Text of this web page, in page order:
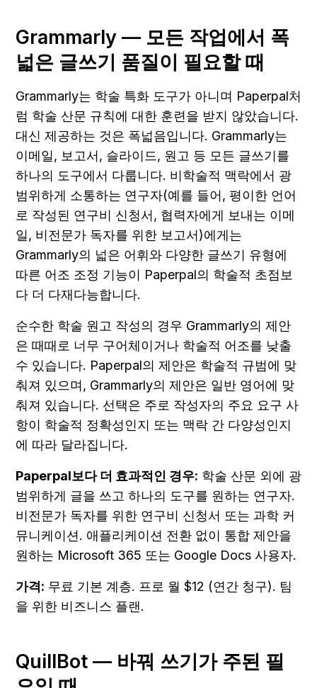
Grammarly — 모든 작업에서 폭
넓은 글쓰기 품질이 필요할 때
Grammarly는 학술 특화 도구가 아니며 Paperpal처
럼 학술 산문 규칙에 대한 훈련을 받지 않았습니다.
대신 제공하는 것은 폭넓음입니다. Grammarly는
이메일, 보고서, 슬라이드, 원고 등 모든 글쓰기를
하나의 도구에서 다룹니다. 비학술적 맥락에서 광
범위하게 소통하는 연구자(예를 들어, 평이한 언어
로 작성된 연구비 신청서, 협력자에게 보내는 이메
일, 비전문가 독자를 위한 보고서)에게는
Grammarly의 넓은 어휘와 다양한 글쓰기 유형에
따른 어조 조정 기능이 Paperpal의 학술적 초점보
다 더 다재다능합니다.
순수한 학술 원고 작성의 경우 Grammarly의 제안
은 때때로 너무 구어체이거나 학술적 어조를 낮출
수 있습니다. Paperpal의 제안은 학술적 규범에 맞
춰져 있으며, Grammarly의 제안은 일반 영어에 맞
춰져 있습니다. 선택은 주로 작성자의 주요 요구 사
항이 학술적 정확성인지 또는 맥락 간 다양성인지
에 따라 달라집니다.
Paperpal보다 더 효과적인 경우: 학술 산문 외에 광
범위하게 글을 쓰고 하나의 도구를 원하는 연구자.
비전문가 독자를 위한 연구비 신청서 또는 과학 커
뮤니케이션. 애플리케이션 전환 없이 통합 제안을
원하는 Microsoft 365 또는 Google Docs 사용자.
가격: 무료 기본 계층. 프로 월 $12 (연간 청구). 팀
을 위한 비즈니스 플랜.
QuillBot — 바꿔 쓰기가 주된 필